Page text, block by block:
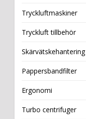
Tryckluftmaskiner
Tryckluft tillbehör
Skärvätskehantering
Pappersbandfilter
Ergonomi
Turbo centrifuger